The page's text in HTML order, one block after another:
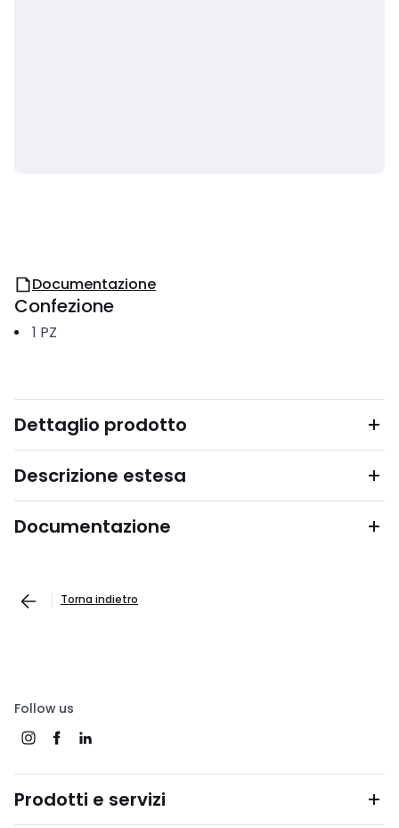
Documentazione
Confezione
1 PZ
Dettaglio prodotto
Descrizione estesa
Documentazione
Torna indietro
Follow us
Prodotti e servizi